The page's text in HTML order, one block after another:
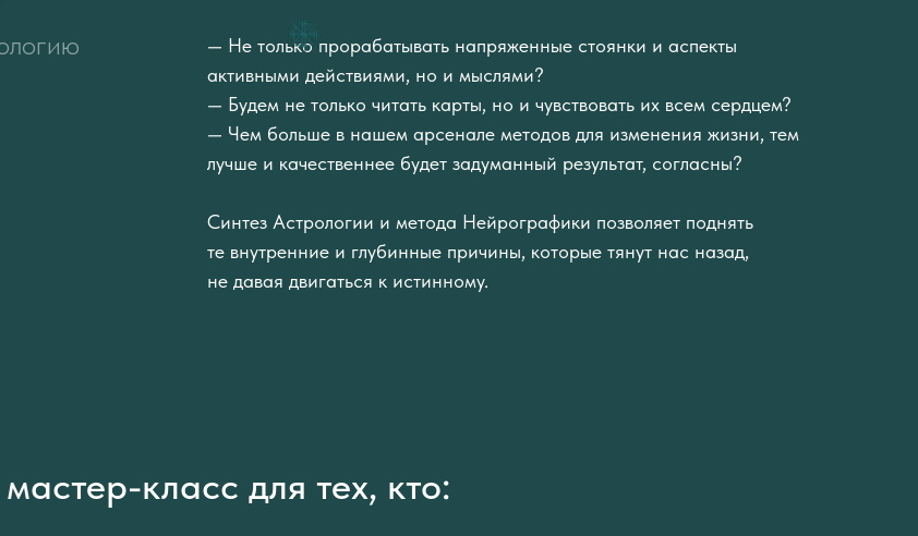
— Не только прорабатывать напряженные стоянки и аспекты
активными действиями, но и мыслями?
— Будем не только читать карты, но и чувствовать их всем сердцем?
— Чем больше в нашем арсенале методов для изменения жизни, тем
лучше и качественнее будет задуманный результат, согласны?
Синтез Астрологии и метода Нейрографики позволяет поднять
те внутренние и глубинные причины, которые тянут нас назад,
не давая двигаться к истинному.
класс для тех, кто: